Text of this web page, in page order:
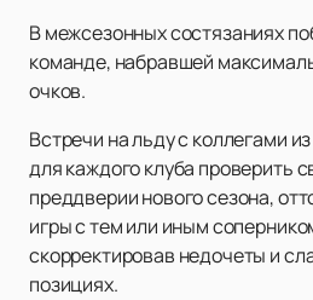
В межсезонных состязаниях
команде, набравшей
очков.
Встречи на льду с коллегами
для каждого клуба проверить
преддверии нового сезона,
игры с тем или иным
скорректировав недочеты и
позициях.